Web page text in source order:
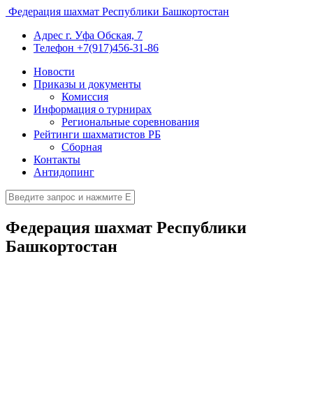
Федерация шахмат Республики Башкортостан
Адрес г. Уфа Обская, 7
Телефон +7(917)456-31-86
Новости
Приказы и документы
Комиссия
Информация о турнирах
Региональные соревнования
Рейтинги шахматистов РБ
Сборная
Контакты
Антидопинг
Федерация шахмат Республики
Башкортостан